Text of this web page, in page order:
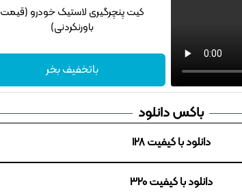
کیت پنچرگیری لاستیک خودرو (قیمت
باورنکردنی)
باتخفیف بخر
باکس دانلود
دانلود با کیفیت 128
دانلود با کیفیت 320